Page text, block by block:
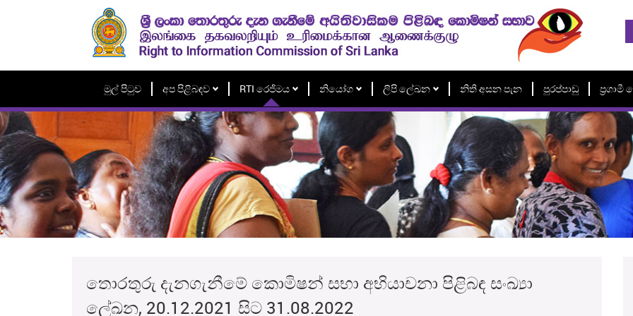
මුල් පිටුව අප පිළිබඳව RTI රෙජිමය නියෝග ලිපි ලේඛන නිති අසන පැන පුරප්පාඩු ප්‍රගාමී
තොරතුරු දැනගැනීමේ කොමිෂන් සභා අභියාචනා පිළිබඳ සංඛ්‍යා
ලේඛන, 20.12.2021 සිට 31.08.2022